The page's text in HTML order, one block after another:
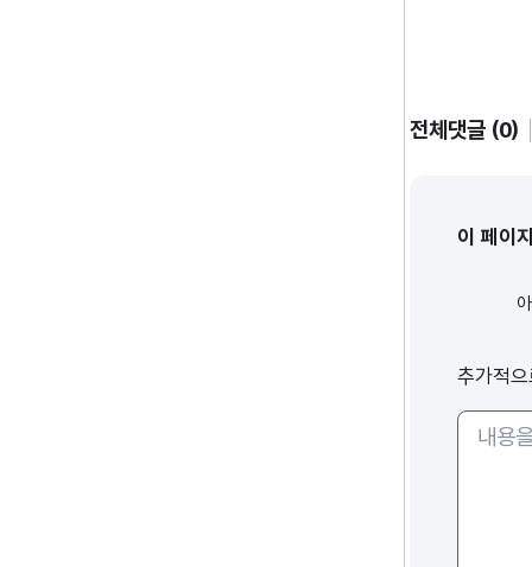
전체댓글 (0)
이 페이
추가적